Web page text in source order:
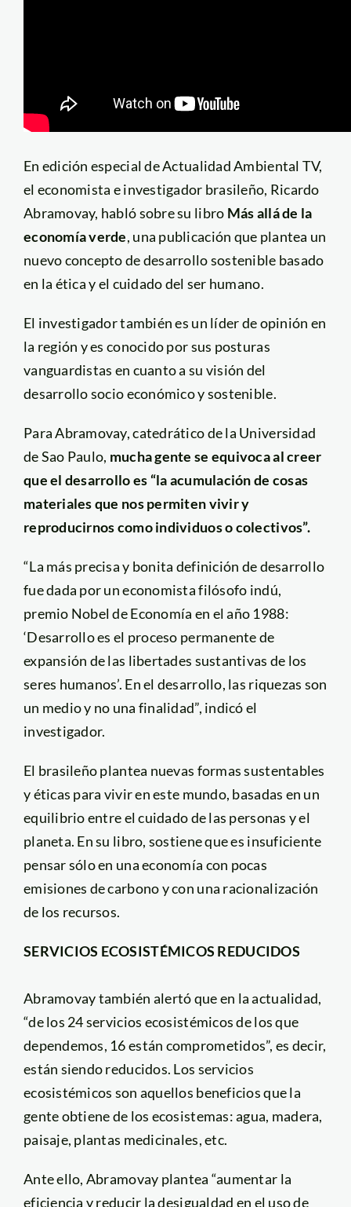
En edición especial de Actualidad Ambiental TV,
el economista e investigador brasileño, Ricardo
Abramovay, habló sobre su libro Más allá de la
economía verde, una publicación que plantea un
nuevo concepto de desarrollo sostenible basado
en la ética y el cuidado del ser humano.
El investigador también es un líder de opinión en
la región y es conocido por sus posturas
vanguardistas en cuanto a su visión del
desarrollo socio económico y sostenible.
Para Abramovay, catedrático de la Universidad
de Sao Paulo, mucha gente se equivoca al creer
que el desarrollo es “la acumulación de cosas
materiales que nos permiten vivir y
reproducirnos como individuos o colectivos”.
“La más precisa y bonita definición de desarrollo
fue dada por un economista filósofo indú,
premio Nobel de Economía en el año 1988:
‘Desarrollo es el proceso permanente de
expansión de las libertades sustantivas de los
seres humanos’. En el desarrollo, las riquezas son
un medio y no una finalidad”, indicó el
investigador.
El brasileño plantea nuevas formas sustentables
y éticas para vivir en este mundo, basadas en un
equilibrio entre el cuidado de las personas y el
planeta. En su libro, sostiene que es insuficiente
pensar sólo en una economía con pocas
emisiones de carbono y con una racionalización
de los recursos.
SERVICIOS ECOSISTÉMICOS REDUCIDOS
Abramovay también alertó que en la actualidad,
“de los 24 servicios ecosistémicos de los que
dependemos, 16 están comprometidos”, es decir,
están siendo reducidos. Los servicios
ecosistémicos son aquellos beneficios que la
gente obtiene de los ecosistemas: agua, madera,
paisaje, plantas medicinales, etc.
Ante ello, Abramovay plantea “aumentar la
eficiencia y reducir la desigualdad en el uso de